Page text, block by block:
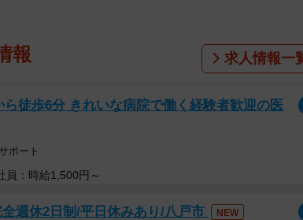
か。（自然崇拝とイコールではない。）日本ではそ
った。村人が亡くなった時は村で弔い、法要を行い
て様々な民俗文化が残っているがこれも自然宗教の
頃の生活（宗教活動を含む）には事足りているので
く、このことをもって自分は「無宗教」だと自任さ
報 求人情報一
徒歩6分 きれいな病院で働く経験者歓迎の医
ポート
員：時給1,500円～
週休2日制/平日休みあり/八戸市 NEW